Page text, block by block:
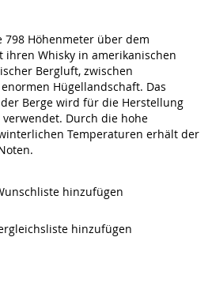
798 Höhenmeter über dem
ihren Whisky in amerikanischen
Bergluft, zwischen
Hügellandschaft. Das
Berge wird für die Herstellung
Durch die hohe
Temperaturen erhält der
hinzufügen
hinzufügen